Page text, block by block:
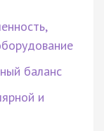
баланс
и